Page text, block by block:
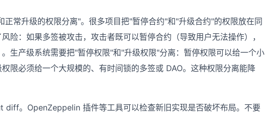
正常升级的权限分离"。很多项目把"暂停合约"和"升级合约"的权限放在同
险：如果多签被攻击，攻击者既可以暂停合约（导致用户无法操作），
生产级系统需要把"暂停权限"和"升级权限"分离：暂停权限可以给一个小
限必须给一个大规模的、有时间锁的多签或 DAO。这种权限分离能降
。OpenZeppelin 插件等工具可以检查新旧实现是否破坏布局。不要